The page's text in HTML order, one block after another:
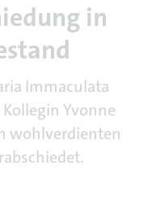
in
Immaculata
Yvonne
wohlverdienten